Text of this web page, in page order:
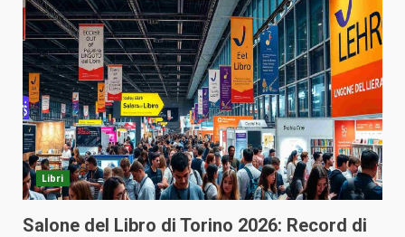
Libri
Salone del Libro di Torino 2026: Record di